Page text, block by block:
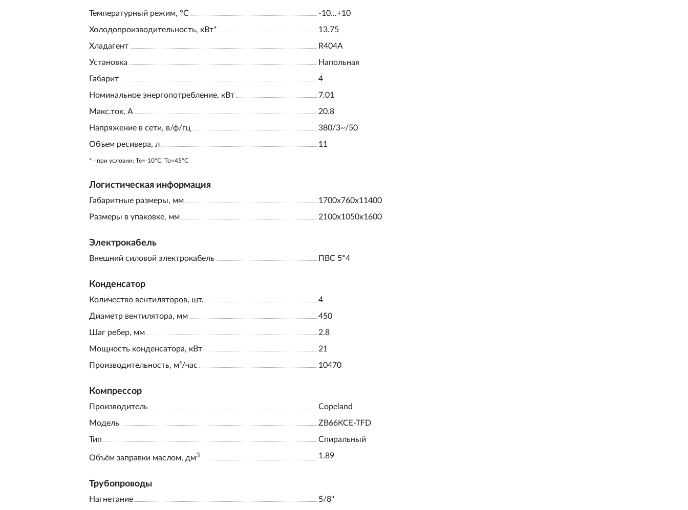
Температурный режим, °С
-10...+10
Холодопроизводительность, кВт*
13.75
Хладагент
R404A
Установка
Напольная
Габарит
4
Номинальное энергопотребление, кВт
7.01
Макс.ток, А
20.8
Напряжение в сети, в/ф/гц
380/3~/50
Объем ресивера, л
11
* - при условии: Te=-10ºC, To=45ºC
Логистическая информация
Габаритные размеры, мм
1700х760х11400
Размеры в упаковке, мм
2100х1050х1600
Электрокабель
Внешний силовой электрокабель ПВС 5*4
Конденсатор
Количество вентиляторов, шт.
4
Диаметр вентилятора, мм
450
Шаг ребер, мм
2.8
Мощность конденсатора, кВт
21
Производительность, м³/час
10470
Компрессор
Производитель
Copeland
Модель
ZB66KCE-TFD
Тип
Спиральный
Объём заправки маслом, дм3 1.89
Трубопроводы
Нагнетание
5/8"